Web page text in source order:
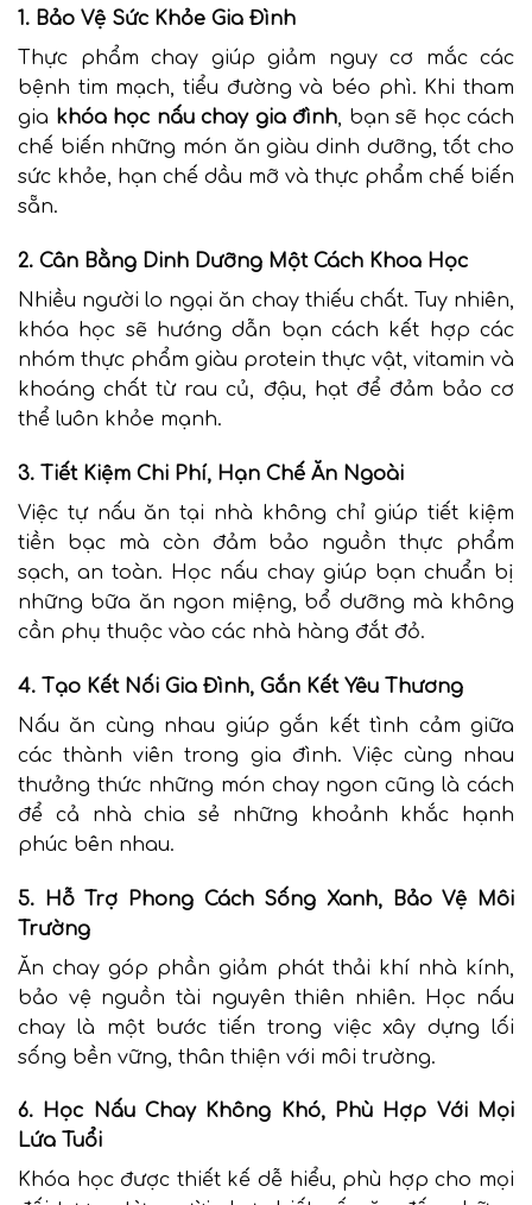
1. Bảo Vệ Sức Khỏe Gia Đình
Thực phẩm chay giúp giảm nguy cơ mắc các
bệnh tim mạch, tiểu đường và béo phì. Khi tham
gia khóa học nấu chay gia đình, bạn sẽ học cách
chế biến những món ăn giàu dinh dưỡng, tốt cho
sức khỏe, hạn chế dầu mỡ và thực phẩm chế biến
sẵn.
2. Cân Bằng Dinh Dưỡng Một Cách Khoa Học
Nhiều người lo ngại ăn chay thiếu chất. Tuy nhiên,
khóa học sẽ hướng dẫn bạn cách kết hợp các
nhóm thực phẩm giàu protein thực vật, vitamin và
khoáng chất từ rau củ, đậu, hạt để đảm bảo cơ
thể luôn khỏe mạnh.
3. Tiết Kiệm Chi Phí, Hạn Chế Ăn Ngoài
Việc tự nấu ăn tại nhà không chỉ giúp tiết kiệm
tiền bạc mà còn đảm bảo nguồn thực phẩm
sạch, an toàn. Học nấu chay giúp bạn chuẩn bị
những bữa ăn ngon miệng, bổ dưỡng mà không
cần phụ thuộc vào các nhà hàng đắt đỏ.
4. Tạo Kết Nối Gia Đình, Gắn Kết Yêu Thương
Nấu ăn cùng nhau giúp gắn kết tình cảm giữa
các thành viên trong gia đình. Việc cùng nhau
thưởng thức những món chay ngon cũng là cách
để cả nhà chia sẻ những khoảnh khắc hạnh
phúc bên nhau.
5. Hỗ Trợ Phong Cách Sống Xanh, Bảo Vệ Môi
Trường
Ăn chay góp phần giảm phát thải khí nhà kính,
bảo vệ nguồn tài nguyên thiên nhiên. Học nấu
chay là một bước tiến trong việc xây dựng lối
sống bền vững, thân thiện với môi trường.
6. Học Nấu Chay Không Khó, Phù Hợp Với Mọi
Lứa Tuổi
Khóa học được thiết kế dễ hiểu, phù hợp cho mọi